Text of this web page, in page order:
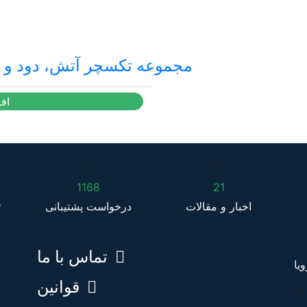
مجموعه تکسچر آتش، دود
21
اخبار و مقالات
1168
درخواست پشتیبانی
تماس با ما
قوانین